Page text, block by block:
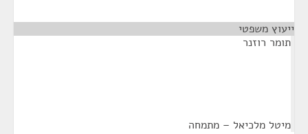
ייעוץ משפטי
תומר רוזנר
מיטל מלכיאל – מתמחה